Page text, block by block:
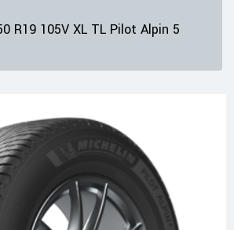
R19 105V XL TL Pilot Alpin 5